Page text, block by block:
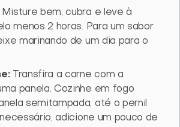
bem, cubra e leve à
menos 2 horas. Para um sabor
marinando de um dia para o
Transfira a carne com a
panela. Cozinhe em fogo
semitampada, até o pernil
adicione um pouco de